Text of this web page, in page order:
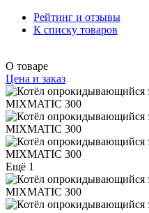
Рейтинг и отзывы
К списку товаров
О товаре
Цена и заказ
Ещё 1